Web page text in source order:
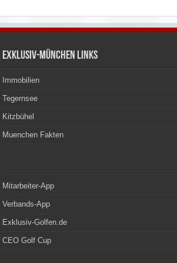
Exklusiv-München Links
Immobilien
Tegernsee
Kitzbühel
Muenchen Fakten
Mitarbeiter-App
Verbands-App
Exklusiv-Golfen.de
CEO Golf Cup